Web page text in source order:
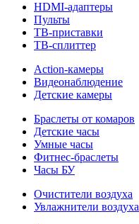
HDMI-адаптеры
Пульты
ТВ-приставки
ТВ-сплиттер
Action-камеры
Видеонаблюдение
Детские камеры
Браслеты от комаров
Детские часы
Умные часы
Фитнес-браслеты
Часы БУ
Очистители воздуха
Увлажнители воздуха